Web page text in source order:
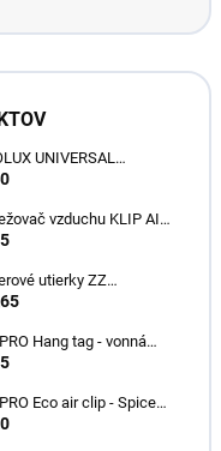
UNIVERSAL
mydlo s
vzduchu KLIP AIR
utierky ZZ
(4000ks) 1vrst.
Hang tag - vonná
záveska Spiced Apple
Eco air clip - Spiced
1ks